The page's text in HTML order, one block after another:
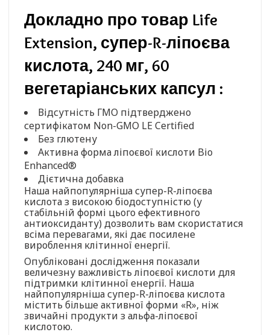
Докладно про товар Life
Extension, супер-R-ліпоєва
кислота, 240 мг, 60
вегетаріанських капсул :
Відсутність ГМО підтверджено
сертифікатом Non-GMO LE Certified
Без глютену
Активна форма ліпоєвої кислоти Bio
Enhanced®
Дієтична добавка
Наша найпопулярніша супер-R-ліпоєва
кислота з високою біодоступністю (у
стабільній формі цього ефективного
антиоксиданту) дозволить вам скористатися
всіма перевагами, які дає посилене
вироблення клітинної енергії.
Опубліковані дослідження показали
величезну важливість ліпоєвої кислоти для
підтримки клітинної енергії. Наша
найпопулярніша супер-R-ліпоєва кислота
містить більше активної форми «R», ніж
звичайні продукти з альфа-ліпоєвої
кислотою.